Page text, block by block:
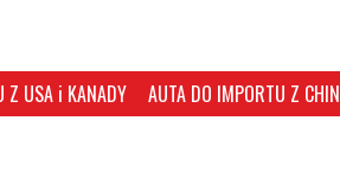
Z USA i KANADY AUTA DO IMPORTU Z CHIN